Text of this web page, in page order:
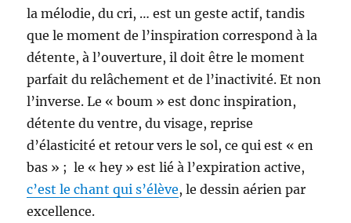
la mélodie, du cri, … est un geste actif, tandis
que le moment de l’inspiration correspond à la
détente, à l’ouverture, il doit être le moment
parfait du relâchement et de l’inactivité. Et non
l’inverse. Le « boum » est donc inspiration,
détente du ventre, du visage, reprise
d’élasticité et retour vers le sol, ce qui est « en
bas » ; le « hey » est lié à l’expiration active,
c’est le chant qui s’élève, le dessin aérien par
excellence.